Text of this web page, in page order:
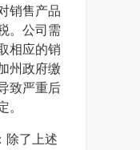
销售产品
。公司需
相应的销
州政府缴
致严重后
。
除了上述